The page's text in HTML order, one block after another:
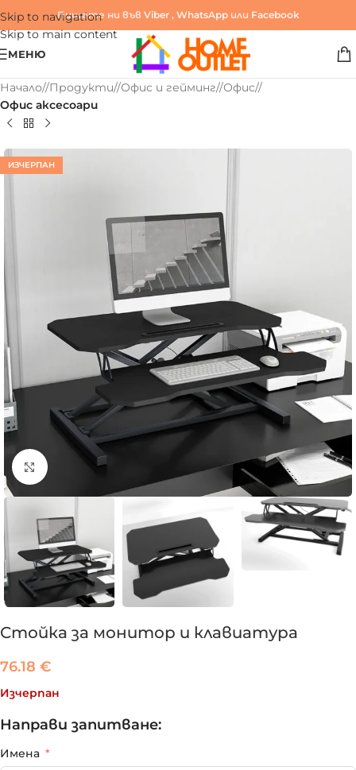
Skip to navigation
Skip to main content
Пишете ни във Viber , WhatsAppили Facebook
МЕНЮ
Начало/ Продукти/ Офис и гейминг/ Офис/
Офис аксесоари
ИЗЧЕРПАН
Click to enlarge
Стойка за монитор и клавиатура
76.18 €
Изчерпан
Направи запитване:
Имена